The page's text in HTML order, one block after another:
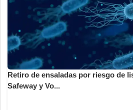
Retiro de ensaladas por riesgo de
Safeway y Vo...